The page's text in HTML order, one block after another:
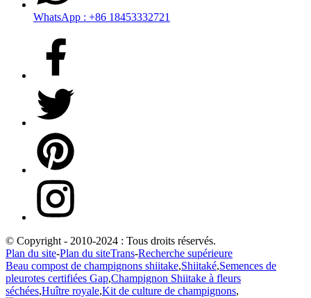
WhatsApp : +86 18453332721
© Copyright - 2010-2024 : Tous droits réservés.
Plan du site-Plan du siteTrans-Recherche supérieure
Beau compost de champignons shiitake,Shiitaké,Semences de
pleurotes certifiées Gap,Champignon Shiitake à fleurs
séchées,Huître royale,Kit de culture de champignons,